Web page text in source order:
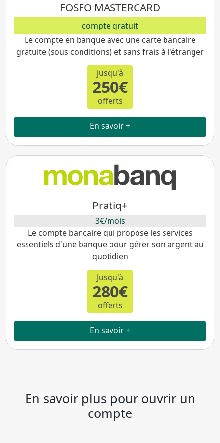
FOSFO MASTERCARD
compte gratuit
Le compte en banque avec une carte bancaire
gratuite (sous conditions) et sans frais à l'étranger
jusqu'à
250€
offerts
En savoir +
Pratiq+
3€/mois
Le compte bancaire qui propose les services
essentiels d'une banque pour gérer son argent au
quotidien
Jusqu'à
280€
offerts
En savoir +
En savoir plus pour ouvrir un
compte